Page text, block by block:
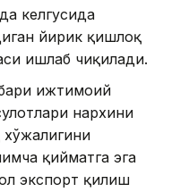
келгусида
йирик қишлоқ
ишлаб чиқилади.
ижтимоий
нархини
қийматга эга
экспорт қилиш